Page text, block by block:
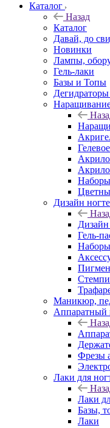
Каталог
Назад
Каталог
Давай, до
Новинки
Лампы,
Гель-лаки
Базы и Топы
Наборы
Дизайн
Дизайн
Гель-
Наборы
Маникюр,
Фрезы
Лаки для
Лаки
Базы,
Лаки